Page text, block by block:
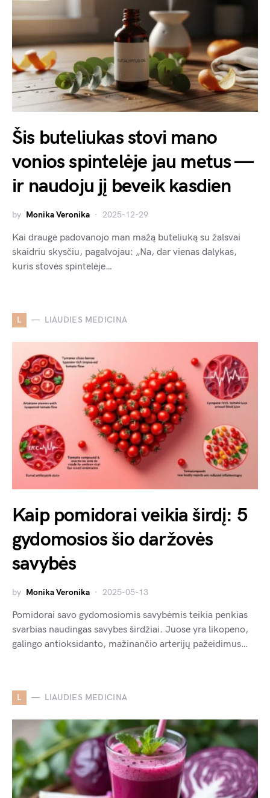
Šis buteliukas stovi mano
vonios spintelėje jau metus —
ir naudoju jį beveik kasdien
by Monika Veronika 2025-12-29
Kai draugė padovanojo man mažą buteliuką su žalsvai
skaidriu skysčiu, pagalvojau: „Na, dar vienas dalykas,
kuris stovės spintelėje…
L LIAUDIES MEDICINA
Kaip pomidorai veikia širdį: 5
gydomosios šio daržovės
savybės
by Monika Veronika 2025-05-13
Pomidorai savo gydomosiomis savybėmis teikia penkias
svarbias naudingas savybes širdžiai. Juose yra likopeno,
galingo antioksidanto, mažinančio arterijų pažeidimus…
L LIAUDIES MEDICINA